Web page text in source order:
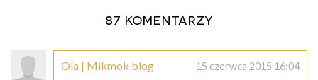
87 komentarzy
Ola | Mikmok blog 15 czerwca 2015 16:04